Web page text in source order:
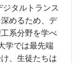
タルトランス
めるため、デ
系分野を学べ
学では最先端
、生徒たちは